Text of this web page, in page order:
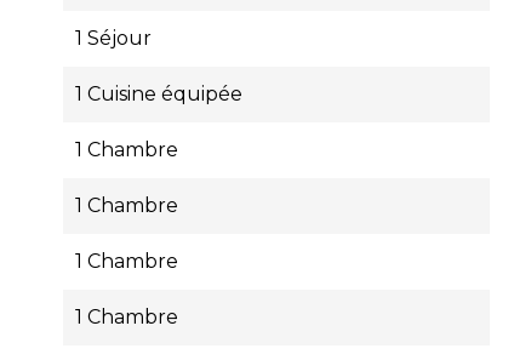
1 Séjour
1 Cuisine équipée
1 Chambre
1 Chambre
1 Chambre
1 Chambre